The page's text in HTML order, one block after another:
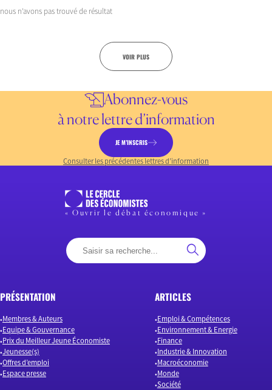
nous n’avons pas trouvé de résultat
VOIR PLUS
Abonnez-vous
à notre lettre d’information
JE M’INSCRIS
Consulter les précédentes lettres d’information
« Ouvrir le débat économique »
PRÉSENTATION
Membres & Auteurs
Equipe & Gouvernance
Prix du Meilleur Jeune Économiste
Jeunesse(s)
Offres d’emploi
Espace presse
ARTICLES
Emploi & Compétences
Environnement & Energie
Finance
Industrie & Innovation
Macroéconomie
Monde
Société